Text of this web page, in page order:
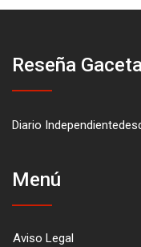
Reseña
Diario
Menú
Aviso Legal